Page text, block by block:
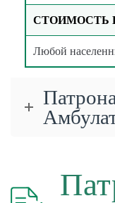
СТОИМОСТЬ
Любой